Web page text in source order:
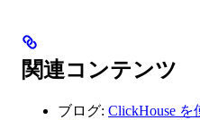
関連コンテンツ
ブログ: ClickHouse